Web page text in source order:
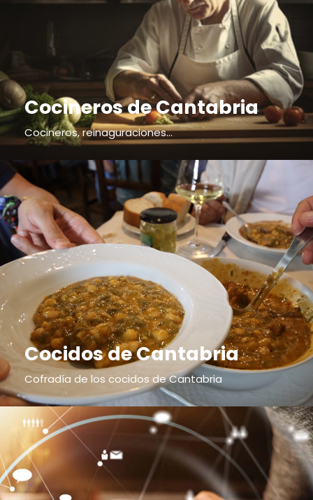
Cocineros de Cantabria
Cocineros, reinaguraciones...
Cocidos de Cantabria
Cofradía de los cocidos de Cantabria